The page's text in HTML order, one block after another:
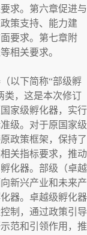
求。第六章促进与
策支持、能力建
要求。第七章附
相关要求。
以下简称“部级孵
类，这是本次修订
家级孵化器，实行
级。对于原国家级
政策框架，保持了
关指标要求，推动
化器。部级（卓越
新兴产业和未来产
器。卓越级孵化器
制，通过政策引导
范和引领作用，推